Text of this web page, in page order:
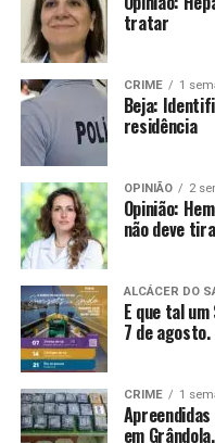
tratar
CRIME 1
Beja:
residência
OPINIÃO 2
Opinião:
não deve
ALCÁCER DO
E que tal
7 de agosto.
CRIME 1
em Grândola.